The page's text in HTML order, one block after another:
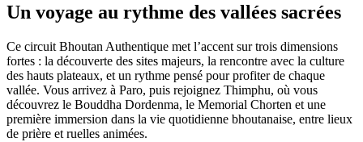
Un voyage au rythme des vallées sacrées
Ce circuit Bhoutan Authentique met l’accent sur trois dimensions
fortes : la découverte des sites majeurs, la rencontre avec la culture
des hauts plateaux, et un rythme pensé pour profiter de chaque
vallée. Vous arrivez à Paro, puis rejoignez Thimphu, où vous
découvrez le Bouddha Dordenma, le Memorial Chorten et une
première immersion dans la vie quotidienne bhoutanaise, entre lieux
de prière et ruelles animées.